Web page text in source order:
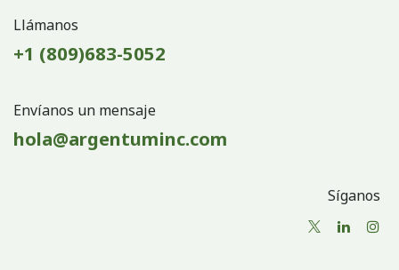
Llámanos
+1 (809)683-5052
Envíanos un mensaje
hola@argentuminc.com
Síganos